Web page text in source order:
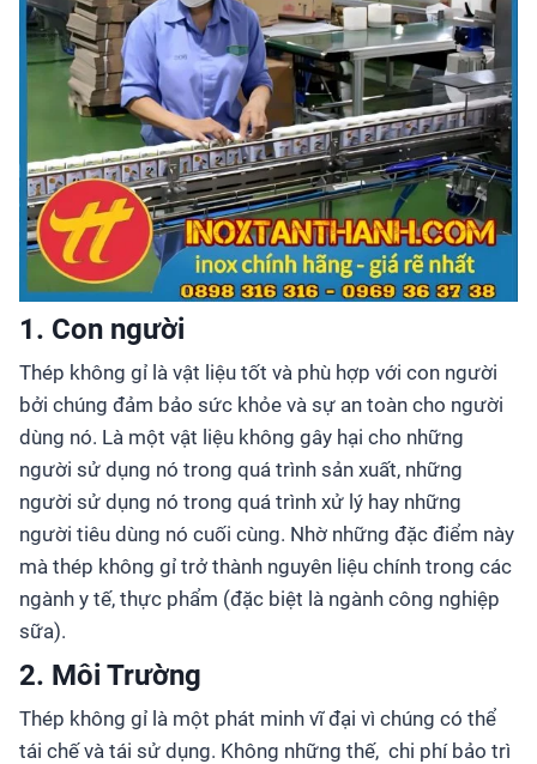
1. Con người
Thép không gỉ là vật liệu tốt và phù hợp với con người
bởi chúng đảm bảo sức khỏe và sự an toàn cho người
dùng nó. Là một vật liệu không gây hại cho những
người sử dụng nó trong quá trình sản xuất, những
người sử dụng nó trong quá trình xử lý hay những
người tiêu dùng nó cuối cùng. Nhờ những đặc điểm này
mà thép không gỉ trở thành nguyên liệu chính trong các
ngành y tế, thực phẩm (đặc biệt là ngành công nghiệp
sữa).
2. Môi Trường
Thép không gỉ là một phát minh vĩ đại vì chúng có thể
tái chế và tái sử dụng. Không những thế, chi phí bảo trì